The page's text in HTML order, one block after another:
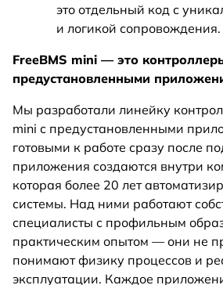
это отдельный код с
и логикой сопровождения.
FreeBMS mini — это
предустановленными
Мы разработали линейку
mini с предустановленными
готовыми к работе сразу после
приложения создаются внутри
которая более 20 лет
системы. Над ними работают
специалисты с профильным
практическим опытом — они не
понимают физику процессов и
эксплуатации. Каждое